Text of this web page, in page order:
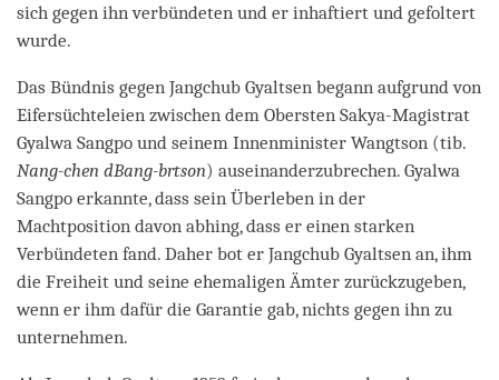
sich gegen ihn verbündeten und er inhaftiert und gefoltert
wurde.
Das Bündnis gegen Jangchub Gyaltsen begann aufgrund von
Eifersüchteleien zwischen dem Obersten Sakya-Magistrat
Gyalwa Sangpo und seinem Innenminister Wangtson (tib.
Nang-chen dBang-brtson) auseinanderzubrechen. Gyalwa
Sangpo erkannte, dass sein Überleben in der
Machtposition davon abhing, dass er einen starken
Verbündeten fand. Daher bot er Jangchub Gyaltsen an, ihm
die Freiheit und seine ehemaligen Ämter zurückzugeben,
wenn er ihm dafür die Garantie gab, nichts gegen ihn zu
unternehmen.